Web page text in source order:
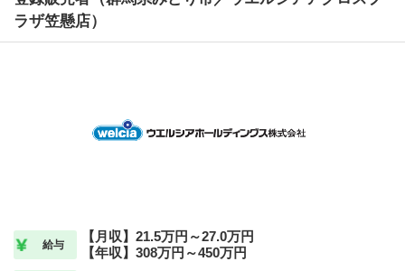
ラザ笠懸店）
給与
【月収】21.5万円～27.0万円
【年収】308万円～450万円